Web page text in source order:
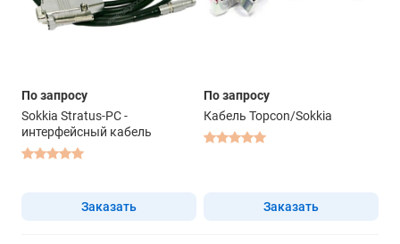
По запросу
Sokkia Stratus-PC -
интерфейсный кабель
Заказать
По запросу
Кабель Topcon/Sokkia
Заказать